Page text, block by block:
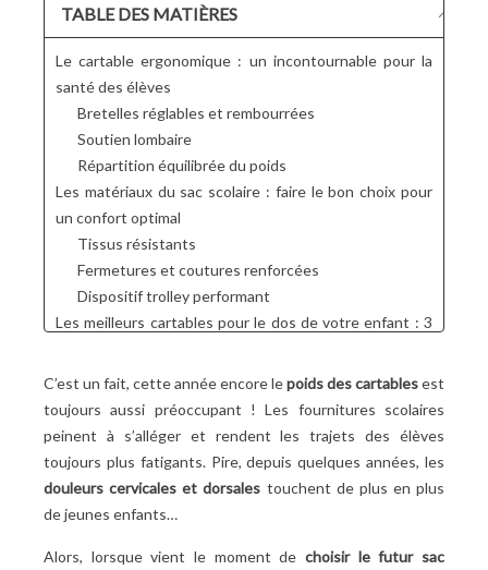
TABLE DES MATIÈRES
Le cartable ergonomique : un incontournable pour la
santé des élèves
Bretelles réglables et rembourrées
Soutien lombaire
Répartition équilibrée du poids
Les matériaux du sac scolaire : faire le bon choix pour
un confort optimal
Tissus résistants
Fermetures et coutures renforcées
Dispositif trolley performant
Les meilleurs cartables pour le dos de votre enfant : 3
Rip Curl
Kipling
Bien choisir le sac d’école de votre enfant : derniers
conseils
Consulter les avis et recommandations
C’est un fait, cette année encore lepoids des cartablesest
toujours aussi préoccupant ! Les fournitures scolaires
peinent à s’alléger et rendent les trajets des élèves
toujours plus fatigants. Pire, depuis quelques années, les
douleurs cervicales et dorsales touchent de plus en plus
de jeunes enfants…
Alors, lorsque vient le moment de choisir le futur sac